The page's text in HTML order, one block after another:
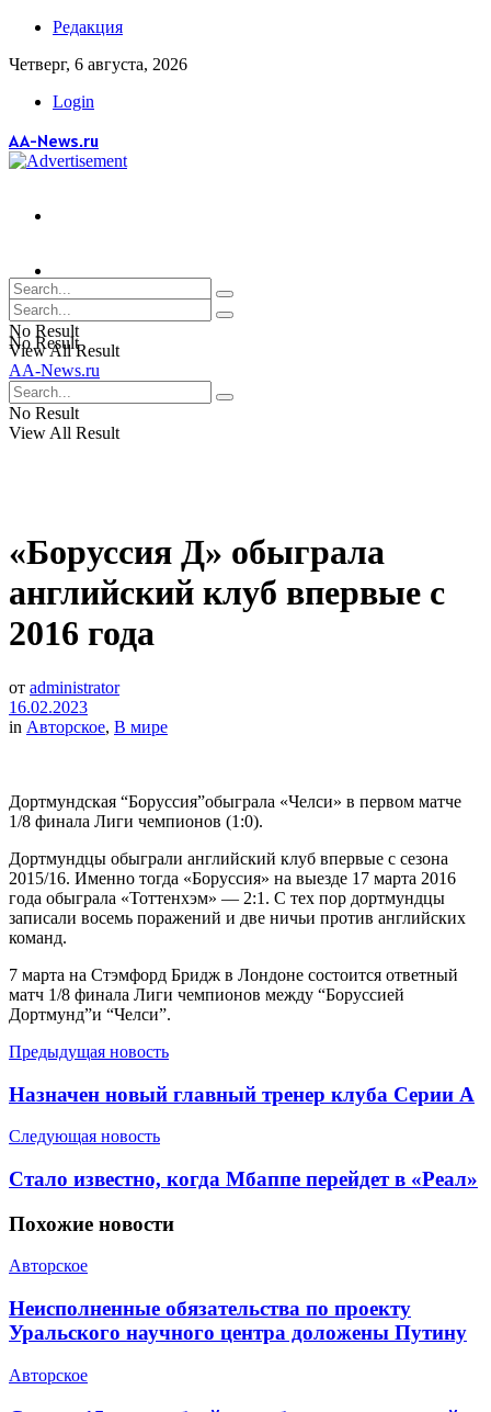
Редакция
Четверг, 6 августа, 2026
Login
AA-News.ru
No Result
View All Result
No Result
View All Result
AA-News.ru
No Result
View All Result
«Боруссия Д» обыграла
английский клуб впервые с
2016 года
от administrator
16.02.2023
in Авторское, В мире
Дортмундская “Боруссия”обыграла «Челси» в первом матче
1/8 финала Лиги чемпионов (1:0).
Дортмундцы обыграли английский клуб впервые с сезона
2015/16. Именно тогда «Боруссия» на выезде 17 марта 2016
года обыграла «Тоттенхэм» — 2:1. С тех пор дортмундцы
записали восемь поражений и две ничьи против английских
команд.
7 марта на Стэмфорд Бридж в Лондоне состоится ответный
матч 1/8 финала Лиги чемпионов между “Боруссией
Дортмунд”и “Челси”.
Предыдущая новость
Назначен новый главный тренер клуба Серии А
Следующая новость
Стало известно, когда Мбаппе перейдет в «Реал»
Похожие новости
Авторское
Неисполненные обязательства по проекту
Уральского научного центра доложены Путину
Авторское